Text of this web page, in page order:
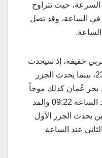
السرعة، حيث تتراوح
20 كيلومتراً في الساعة، وقد تصل
خفيفة، إذ سيحدث
المد الأول في تمام الساعة 23:56، بينما يحدث الجزر
07:06، ويشهد بحر عُمان كذلك موجاً
خفيفاً، مع تسجيل المد الأول عند الساعة 09:22 والمد
19:55، في حين يحدث الجزر الأول
والجزر الثاني عند الساعة